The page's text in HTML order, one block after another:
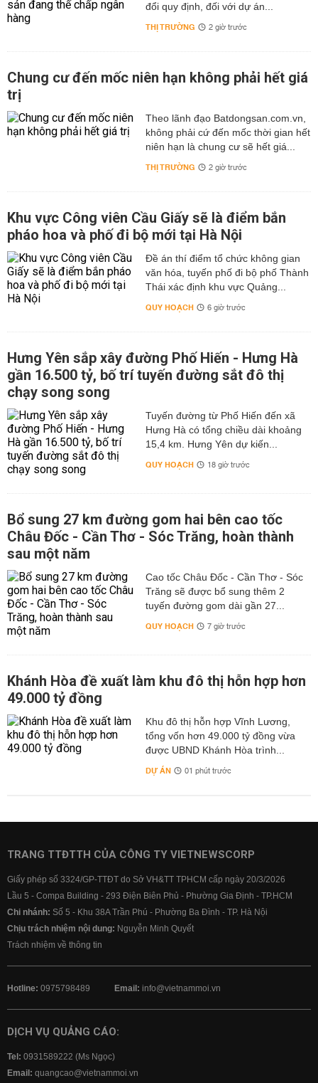
đổi quy định, đối với dự án...
THỊ TRƯỜNG 2 giờ trước
Chung cư đến mốc niên hạn không phải hết giá
trị
Theo lãnh đạo Batdongsan.com.vn,
không phải cứ đến mốc thời gian hết
niên hạn là chung cư sẽ hết giá...
THỊ TRƯỜNG 2 giờ trước
Khu vực Công viên Cầu Giấy sẽ là điểm bắn
pháo hoa và phố đi bộ mới tại Hà Nội
Đề án thí điểm tổ chức không gian
văn hóa, tuyến phố đi bộ phố Thành
Thái xác định khu vực Quảng...
QUY HOẠCH 6 giờ trước
Hưng Yên sắp xây đường Phố Hiến - Hưng Hà
gần 16.500 tỷ, bố trí tuyến đường sắt đô thị
chạy song song
Tuyến đường từ Phố Hiến đến xã
Hưng Hà có tổng chiều dài khoảng
15,4 km. Hưng Yên dự kiến...
QUY HOẠCH 18 giờ trước
Bổ sung 27 km đường gom hai bên cao tốc
Châu Đốc - Cần Thơ - Sóc Trăng, hoàn thành
sau một năm
Cao tốc Châu Đốc - Cần Thơ - Sóc
Trăng sẽ được bổ sung thêm 2
tuyến đường gom dài gần 27...
QUY HOẠCH 7 giờ trước
Khánh Hòa đề xuất làm khu đô thị hỗn hợp hơn
49.000 tỷ đồng
Khu đô thị hỗn hợp Vĩnh Lương,
tổng vốn hơn 49.000 tỷ đồng vừa
được UBND Khánh Hòa trình...
DỰ ÁN 01 phút trước
TRANG TTĐTTH CỦA CÔNG TY VIETNEWSCORP
Giấy phép số 3324/GP-TTĐT do Sở VH&TT TPHCM cấp ngày 20/3/2026
Lầu 5 - Compa Building - 293 Điện Biên Phủ - Phường Gia Định - TP.HCM
Chi nhánh: Số 5 - Khu 38A Trần Phú - Phường Ba Đình - TP. Hà Nội
Chịu trách nhiệm nội dung: Nguyễn Minh Quyết
Trách nhiệm về thông tin
Hotline: 0975798489 Email: info@vietnammoi.vn
DỊCH VỤ QUẢNG CÁO:
Tel: 0931589222 (Ms Ngọc)
Email: quangcao@vietnammoi.vn